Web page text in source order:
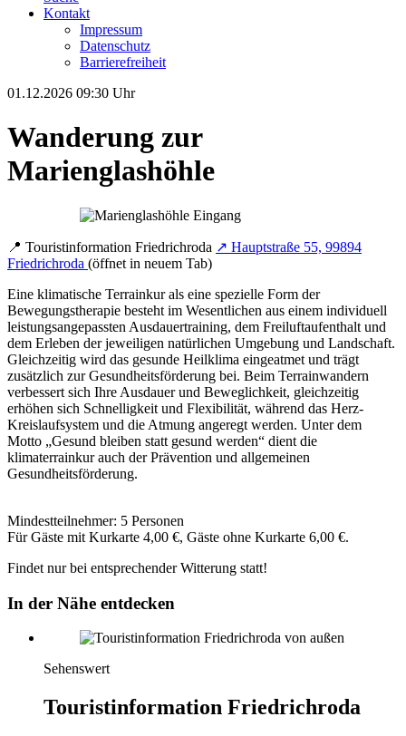
Kontakt
Impressum
Datenschutz
Barrierefreiheit
01.12.2026 09:30 Uhr
Wanderung zur
Marienglashöhle
📍 Touristinformation Friedrichroda ↗ Hauptstraße 55, 99894
Friedrichroda (öffnet in neuem Tab)
Eine klimatische Terrainkur als eine spezielle Form der
Bewegungstherapie besteht im Wesentlichen aus einem individuell
leistungsangepassten Ausdauertraining, dem Freiluftaufenthalt und
dem Erleben der jeweiligen natürlichen Umgebung und Landschaft.
Gleichzeitig wird das gesunde Heilklima eingeatmet und trägt
zusätzlich zur Gesundheitsförderung bei. Beim Terrainwandern
verbessert sich Ihre Ausdauer und Beweglichkeit, gleichzeitig
erhöhen sich Schnelligkeit und Flexibilität, während das Herz-
Kreislaufsystem und die Atmung angeregt werden. Unter dem
Motto „Gesund bleiben statt gesund werden“ dient die
klimaterrainkur auch der Prävention und allgemeinen
Gesundheitsförderung.
Mindestteilnehmer: 5 Personen
Für Gäste mit Kurkarte 4,00 €, Gäste ohne Kurkarte 6,00 €.
Findet nur bei entsprechender Witterung statt!
In der Nähe entdecken
Sehenswert
Touristinformation Friedrichroda